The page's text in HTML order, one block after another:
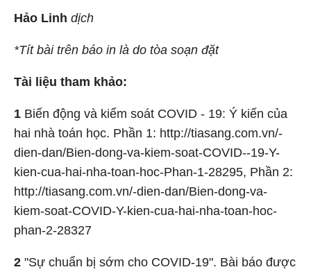
Hảo Linh dịch
*Tít bài trên báo in là do tòa soạn đặt
Tài liệu tham khảo:
1 Biến động và kiểm soát COVID - 19: Ý kiến của
hai nhà toán học. Phần 1: http://tiasang.com.vn/-
dien-dan/Bien-dong-va-kiem-soat-COVID--19-Y-
kien-cua-hai-nha-toan-hoc-Phan-1-28295, Phần 2:
http://tiasang.com.vn/-dien-dan/Bien-dong-va-
kiem-soat-COVID-Y-kien-cua-hai-nha-toan-hoc-
phan-2-28327
2 "Sự chuẩn bị sớm cho COVID-19". Bài báo được